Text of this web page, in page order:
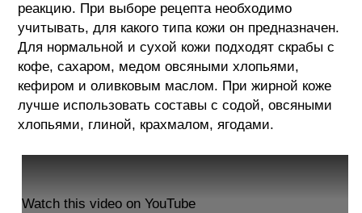
реакцию. При выборе рецепта необходимо
учитывать, для какого типа кожи он предназначен.
Для нормальной и сухой кожи подходят скрабы с
кофе, сахаром, медом овсяными хлопьями,
кефиром и оливковым маслом. При жирной коже
лучше использовать составы с содой, овсяными
хлопьями, глиной, крахмалом, ягодами.
Watch this video on YouTube